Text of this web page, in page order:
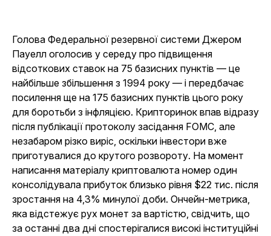
Голова Федеральної резервної системи Джером
Пауелл оголосив у середу про підвищення
відсоткових ставок на 75 базисних пунктів — це
найбільше збільшення з 1994 року — і передбачає
посилення ще на 175 базисних пунктів цього року
для боротьби з інфляцією. Крипторинок впав відразу
після публікації протоколу засідання FOMC, але
незабаром різко виріс, оскільки інвестори вже
приготувалися до крутого розвороту. На момент
написання матеріалу криптовалюта номер один
консолідувала прибуток близько рівня $22 тис. після
зростання на 4,3% минулої доби. Ончейн-метрика,
яка відстежує рух монет за вартістю, свідчить, що
за останні два дні спостерігалися високі інституційні